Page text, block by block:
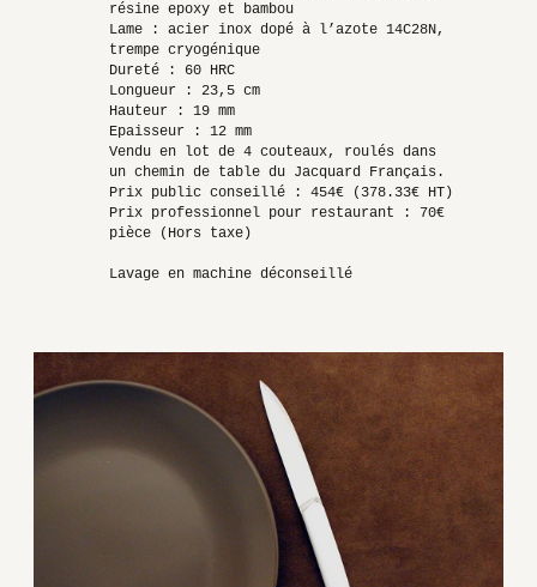
résine epoxy et bambou
Lame : acier inox dopé à l’azote 14C28N,
trempe cryogénique
Dureté : 60 HRC
Longueur : 23,5 cm
Hauteur : 19 mm
Epaisseur : 12 mm
Vendu en lot de 4 couteaux, roulés dans
un chemin de table du Jacquard Français.
Prix public conseillé : 454€ (378.33€ HT)
Prix professionnel pour restaurant : 70€
pièce (Hors taxe)
Lavage en machine déconseillé